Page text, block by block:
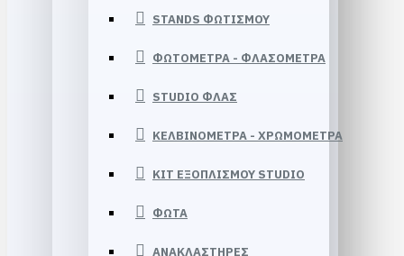
STANDS ΦΩΤΙΣΜΟΥ
ΦΩΤΟΜΕΤΡΑ - ΦΛΑΣΟΜΕΤΡΑ
STUDIO ΦΛΑΣ
ΚΕΛΒΙΝΟΜΕΤΡΑ - ΧΡΩΜΟΜΕΤΡΑ
KIT ΕΞΟΠΛΙΣΜΟΥ STUDIO
ΦΩΤΑ
ΑΝΑΚΛΑΣΤΗΡΕΣ